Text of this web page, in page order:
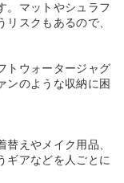
。マットやシュラフ
スクもあるので、
トウォータージャグ
ンのような収納に困
えやメイク用品、
ギアなどを人ごとに